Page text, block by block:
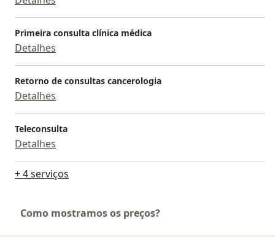
Primeira consulta clínica médica
Detalhes
Retorno de consultas cancerologia
Detalhes
Teleconsulta
Detalhes
+ 4 serviços
Como mostramos os preços?